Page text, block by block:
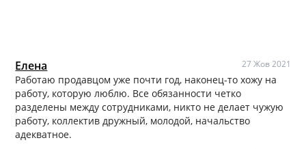
Елена 27 Жов 2021
Работаю продавцом уже почти год, наконец-то хожу на
работу, которую люблю. Все обязанности четко
разделены между сотрудниками, никто не делает чужую
работу, коллектив дружный, молодой, начальство
адекватное.